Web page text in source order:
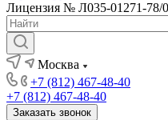
Лицензия № Л035-01271-78/
Москва
+7 (812) 467-48-40
+7 (812) 467-48-40
Заказать звонок